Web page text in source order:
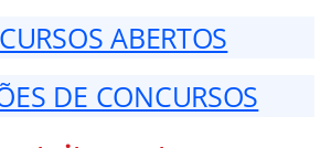
ABERTOS
DE CONCURSOS